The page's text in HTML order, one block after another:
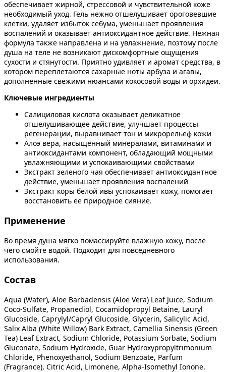
обеспечивает жирной, стрессовой и чувствительной коже
необходимый уход. Гель нежно отшелушивает ороговевшие
клетки, удаляет избыток себума, уменьшает проявления
воспалений и оказывает антиоксидантное действие. Нежная
формула также направлена и на увлажнение, поэтому после
душа на теле не возникают дискомфортные ощущения
сухости и стянутости. Приятно удивляет и аромат средства, в
котором переплетаются сахарные ноты арбуза и агавы,
дополненные свежими нюансами кокосовой воды и орхидеи.
Ключевые ингредиенты
Салициловая кислота оказывает деликатное
отшелушивающее действие, улучшает процессы
регенерации, выравнивает тон и микрорельеф кожи
Алоэ вера, насыщенный минералами, витаминами и
антиоксидантами компонент, обладающий мощными
увлажняющими и успокаивающими свойствами
Экстракт зеленого чая обеспечивает антиоксидантное
действие, уменьшает проявления воспалений
Экстракт коры белой ивы успокаивает кожу, помогает
восстановить ее природное сияние.
Применение
Во время душа мягко помассируйте влажную кожу, после
чего смойте водой. Подходит для повседневного
использования.
Состав
Aqua (Water), Aloe Barbadensis (Aloe Vera) Leaf Juice, Sodium
Coco-Sulfate, Propanediol, Cocamidopropyl Betaine, Lauryl
Glucoside, Caprylyl/Capryl Glucoside, Glycerin, Salicylic Acid,
Salix Alba (White Willow) Bark Extract, Camellia Sinensis (Green
Tea) Leaf Extract, Sodium Chloride, Potassium Sorbate, Sodium
Gluconate, Sodium Hydroxide, Guar Hydroxypropyltrimonium
Chloride, Phenoxyethanol, Sodium Benzoate, Parfum
(Fragrance), Citric Acid, Limonene, Alpha-Isomethyl Ionone.